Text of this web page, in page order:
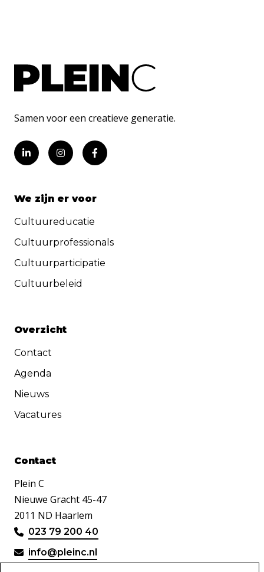
Samen voor een creatieve generatie.
We zijn er voor
Cultuureducatie
Cultuurprofessionals
Cultuurparticipatie
Cultuurbeleid
Overzicht
Contact
Agenda
Nieuws
Vacatures
Contact
Plein C
Nieuwe Gracht 45-47
2011 ND Haarlem
023 79 200 40
info@pleinc.nl